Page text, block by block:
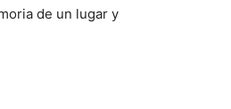
de un lugar y